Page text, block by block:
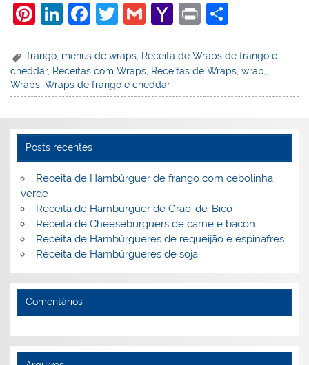
Pi
er
e
st
Li
k
e
dI
F
c
e
b
o
k
T
itt
er
G
ai
l
Y
h
o
o
l
Pr
t
ar
e
frango menus de wraps Receita de Wraps de frango e
cheddar, Receitas com Wraps Receitas de Wraps ,wrap
Wraps ,Wraps de frango e cheddar
Posts recentes
Receita de Hambúrguer de frango com cebolinha
verde
Receita de Hamburguer de Grão-de-Bico
Receita de Cheeseburguers de carne e bacon
Receita de Hambúrgueres de requeijão e espinafres
Receita de Hambúrgueres de soja
Comentários